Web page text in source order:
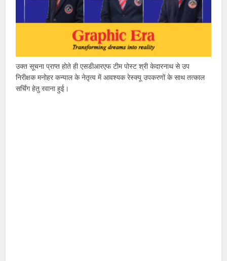
उक्त सूचना प्राप्त होते ही एसडीआरएफ टीम पोस्ट श्री केदारनाथ से उप
निरीक्षक मनोहर कन्याल के नेतृत्व में आवश्यक रेस्क्यू उपकरणों के साथ तत्काल
सर्चिंग हेतु रवाना हुई।